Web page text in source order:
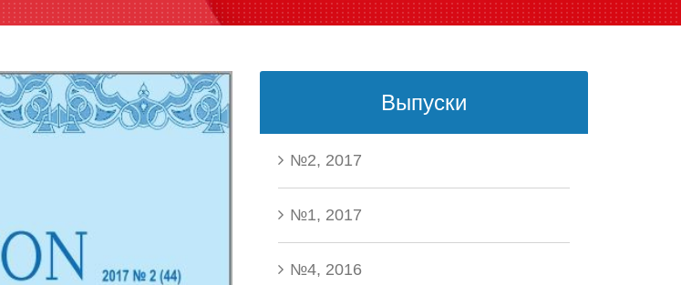
Выпуски
№2, 2017
№1, 2017
№4, 2016